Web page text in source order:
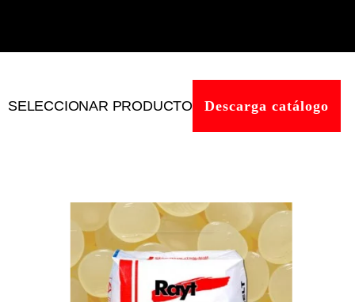
SELECCIONAR PRODUCTO Descarga catálogo